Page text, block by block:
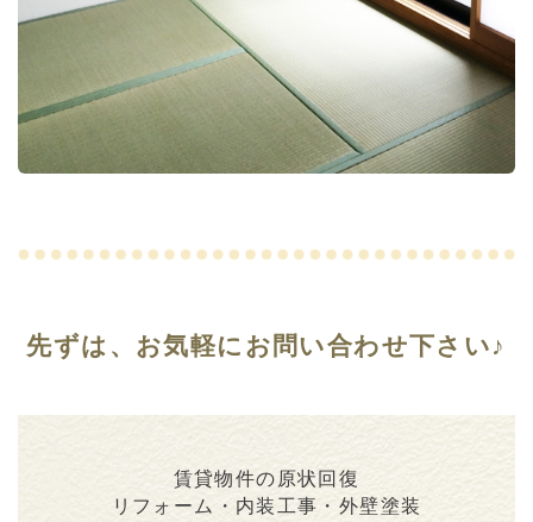
先ずは、お気軽にお問い合わせ下さい♪
賃貸物件の原状回復
リフォーム・内装工事・外壁塗装